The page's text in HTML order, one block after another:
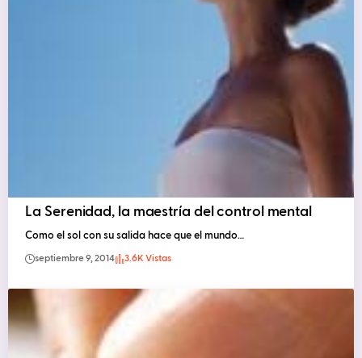
La Serenidad, la maestría del control mental
Como el sol con su salida hace que el mundo…
septiembre 9, 2014 3.6K Vistas